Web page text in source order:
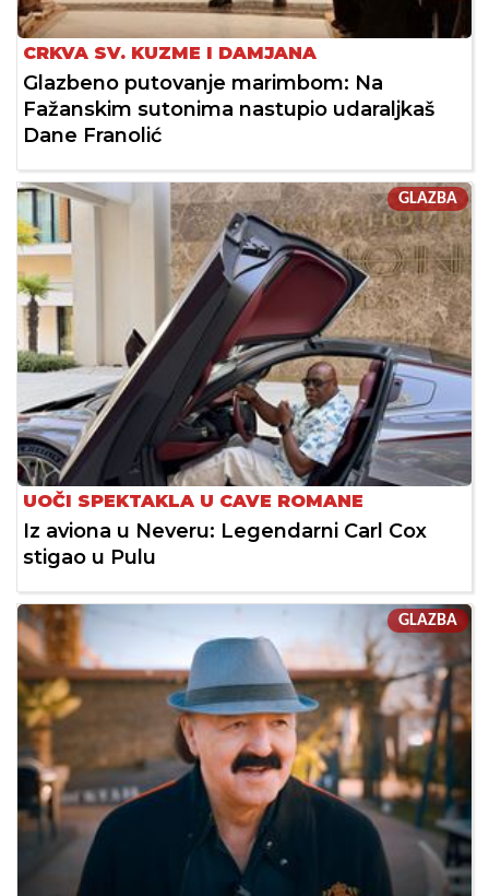
CRKVA SV. KUZME I DAMJANA
Glazbeno putovanje marimbom: Na
Fažanskim sutonima nastupio udaraljkaš
Dane Franolić
GLAZBA
UOČI SPEKTAKLA U CAVE ROMANE
Iz aviona u Neveru: Legendarni Carl Cox
stigao u Pulu
GLAZBA